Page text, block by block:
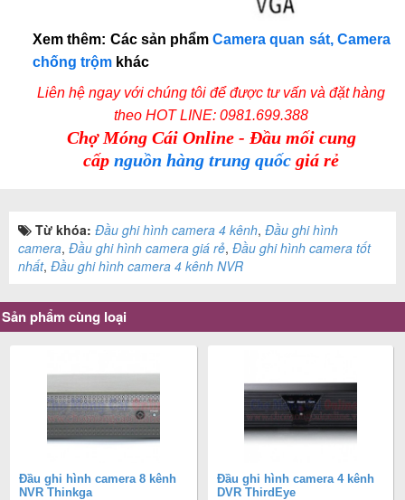
Xem thêm: Các sản phẩmCamera quan sát, Camera
chống trộm khác
Liên hệ ngay với chúng tôi để được tư vấn và đặt hàng
theoHOT LINE: 0981.699.388
Chợ Móng Cái Online - Đầu mối cung
cấpnguồn hàng trung quốc giá rẻ
Từ khóa: Đầu ghi hình camera 4 kênh, Đầu ghi hình
camera, Đầu ghi hình camera giá rẻ, Đầu ghi hình camera tốt
nhất, Đầu ghi hình camera 4 kênh NVR
Sản phẩm cùng loại
Đầu ghi hình camera 8 kênh
NVR Thinkga
Đầu ghi hình camera 4 kênh
DVR ThirdEye